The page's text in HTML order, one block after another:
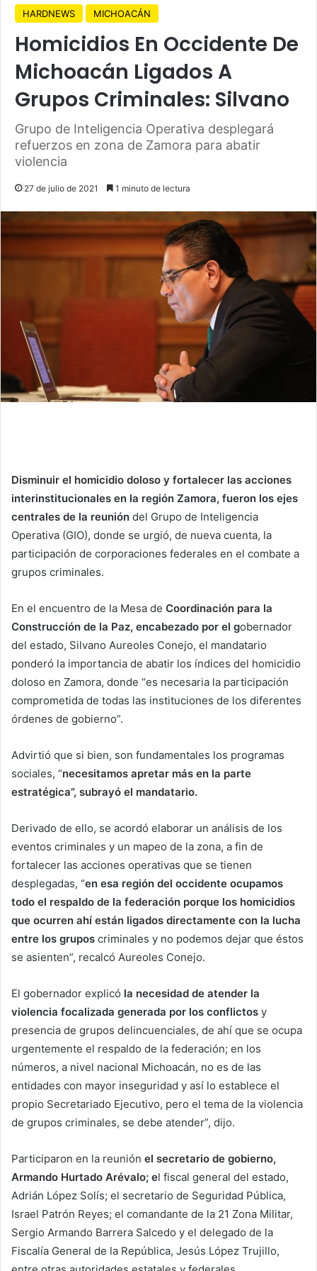
HARDNEWS MICHOACÁN
Homicidios En Occidente De
Michoacán Ligados A
Grupos Criminales: Silvano
Grupo de Inteligencia Operativa desplegará
refuerzos en zona de Zamora para abatir
violencia
27 de julio de 2021 1 minuto de lectura
Disminuir el homicidio doloso y fortalecer las acciones
interinstitucionales en la región Zamora, fueron los ejes
centrales de la reunión del Grupo de Inteligencia
Operativa (GIO), donde se urgió, de nueva cuenta, la
participación de corporaciones federales en el combate a
grupos criminales.
En el encuentro de la Mesa de Coordinación para la
Construcción de la Paz, encabezado por el gobernador
del estado, Silvano Aureoles Conejo, el mandatario
ponderó la importancia de abatir los índices del homicidio
doloso en Zamora, donde “es necesaria la participación
comprometida de todas las instituciones de los diferentes
órdenes de gobierno”.
Advirtió que si bien, son fundamentales los programas
sociales, “necesitamos apretar más en la parte
estratégica”, subrayó el mandatario.
Derivado de ello, se acordó elaborar un análisis de los
eventos criminales y un mapeo de la zona, a fin de
fortalecer las acciones operativas que se tienen
desplegadas, “en esa región del occidente ocupamos
todo el respaldo de la federación porque los homicidios
que ocurren ahí están ligados directamente con la lucha
entre los grupos criminales y no podemos dejar que éstos
se asienten”, recalcó Aureoles Conejo.
El gobernador explicó la necesidad de atender la
violencia focalizada generada por los conflictos y
presencia de grupos delincuenciales, de ahí que se ocupa
urgentemente el respaldo de la federación; en los
números, a nivel nacional Michoacán, no es de las
entidades con mayor inseguridad y así lo establece el
propio Secretariado Ejecutivo, pero el tema de la violencia
de grupos criminales, se debe atender”, dijo.
Participaron en la reunión el secretario de gobierno,
Armando Hurtado Arévalo; el fiscal general del estado,
Adrián López Solís; el secretario de Seguridad Pública,
Israel Patrón Reyes; el comandante de la 21 Zona Militar,
Sergio Armando Barrera Salcedo y el delegado de la
Fiscalía General de la República, Jesús López Trujillo,